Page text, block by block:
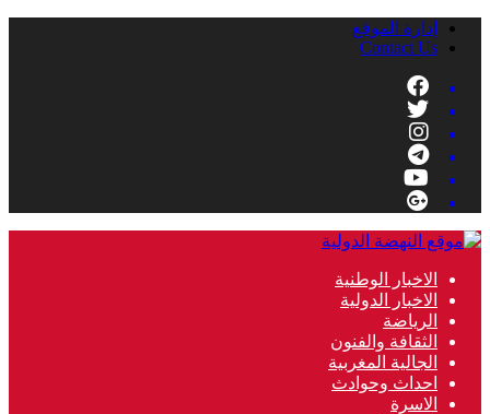
إدارة الموقع
Contact Us
الاخبار الوطنية
الاخبار الدولية
الرياضة
الثقافة والفنون
الجالية المغربية
احداث وحوادث
الاسرة